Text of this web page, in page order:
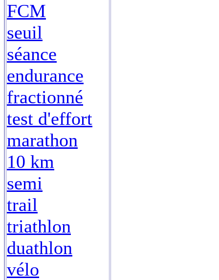
FCM
seuil
séance
endurance
fractionné
test d'effort
marathon
10 km
semi
trail
triathlon
duathlon
vélo